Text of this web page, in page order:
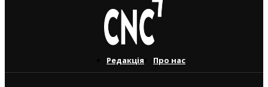
Редакція Про нас